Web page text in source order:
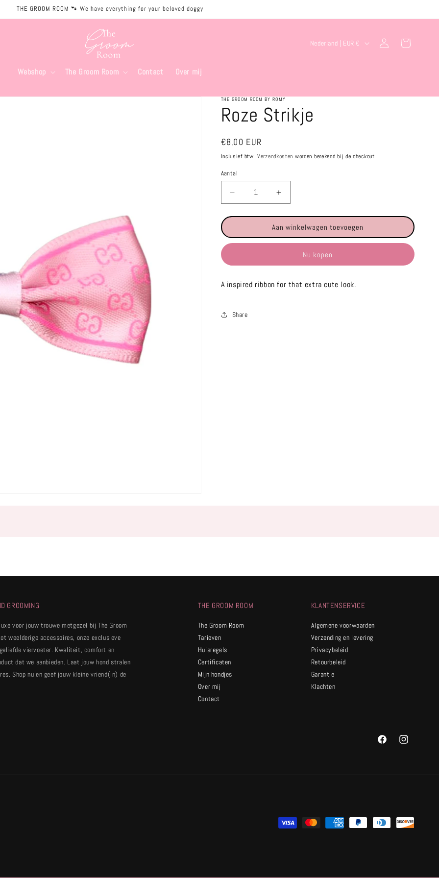
THE GROOM ROOM 🐾 We have everything for your beloved doggy
Webshop The Groom Room Contact Over mij
/
r
i
Nederland | EUR € InloggenWinkelwagen
THE GROOM ROOM BY ROMY
Roze Strikje
Normale
prijs
€8,00 EUR
Inclusief btw.Verzendkosten worden berekend bij de checkout.
Aantal
Aantal
verlagen
voor
Strikje
Aantal
verhogen
voor
Roze
Strikje
Aan winkelwagen toevoegen
Nu kopen
A inspired ribbon for that extra cute look.
Share
GROOMING
voor jouw trouwe metgezel bij The Groom
weelderige accessoires, onze exclusieve
viervoeter. Kwaliteit, comfort en
dat we aanbieden. Laat jouw hond stralen
Shop nu en geef jouw kleine vriend(in) de
THE GROOM ROOM
The Groom Room
Tarieven
Huisregels
Certificaten
Mijn hondjes
Over mij
Contact
KLANTENSERVICE
Algemene voorwaarden
Verzending en levering
Privacybeleid
Retourbeleid
Garantie
Klachten
FacebookInstagram
Betaalmethoden